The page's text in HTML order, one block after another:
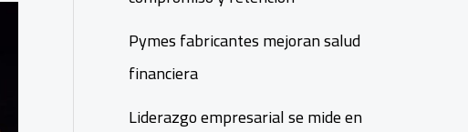
Pymes fabricantes mejoran salud
financiera
Liderazgo empresarial se mide en